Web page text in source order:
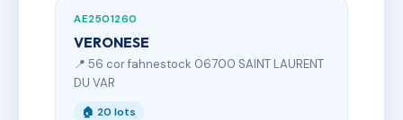
AE2501260
VERONESE
📍 56 cor fahnestock 06700 SAINT LAURENT
DU VAR
🏠 20 lots